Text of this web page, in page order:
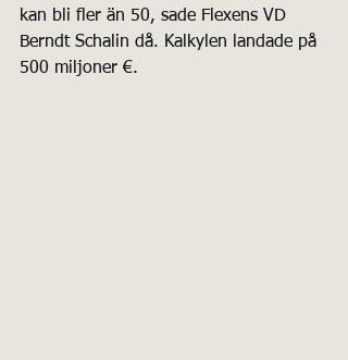
kan bli fler än 50, sade Flexens VD
Berndt Schalin då. Kalkylen landade på
500 miljoner €.